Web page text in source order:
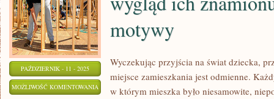
PAŹDZIERNIK - 11 - 2025
MOŻLIWOŚĆ KOMENTOWANIA
motywy
Wyczekując przyjścia na świat dziecka,
miejsce zamieszkania jest odmienne.
w którym mieszka było niesamowite,